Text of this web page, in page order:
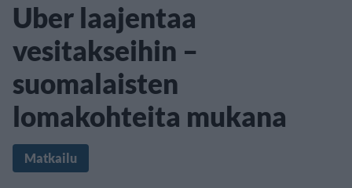
Uber laajentaa
vesitakseihin –
suomalaisten
lomakohteita mukana
Matkailu